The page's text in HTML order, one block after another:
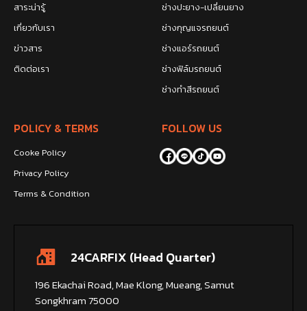
สาระน่ารู้
เกี่ยวกับเรา
ข่าวสาร
ติดต่อเรา
ช่างปะยาง-เปลี่ยนยาง
ช่างกุญแจรถยนต์
ช่างแอร์รถยนต์
ช่างฟิล์มรถยนต์
ช่างทำสีรถยนต์
POLICY & TERMS
Cooke Policy
Privacy Policy
Terms & Condition
FOLLOW US
24CARFIX (Head Quarter)
196 Ekachai Road, Mae Klong, Mueang, Samut
Songkhram 75000